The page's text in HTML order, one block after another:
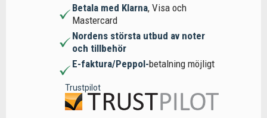
Betala med Klarna, Visa och
Mastercard
Nordens största utbud av noter
och tillbehör
E-faktura/Peppol-betalning möjligt
Trustpilot